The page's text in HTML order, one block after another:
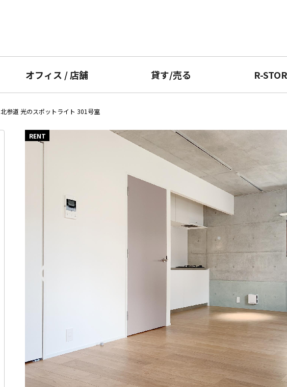
オフィス /店舗 貸す/売る R-
北参道 光のスポットライト 301号室
〈
RENT